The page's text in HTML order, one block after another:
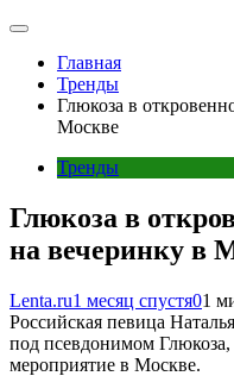
Главная
Тренды
Глюкоза в
Москве
Тренды
Глюкоза в
на вечеринку в
Lenta.ru1 месяц спустя01
Российская певица
под псевдонимом
мероприятие в Москве.